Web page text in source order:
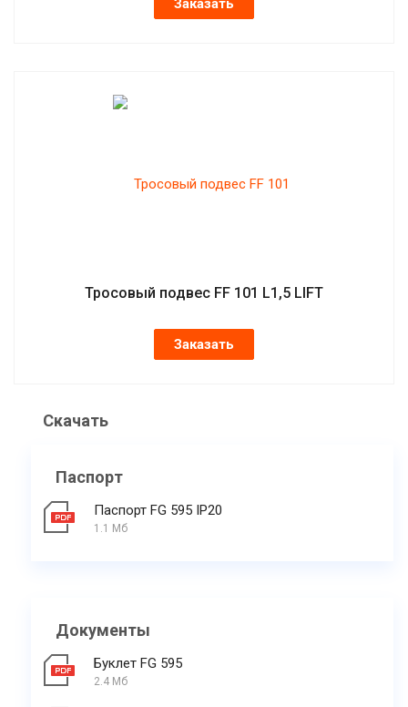
Заказать
Тросовый подвес FF 101 L1,5 LIFT
Заказать
Скачать
Паспорт
Паспорт FG 595 IP20
1.1 Мб
Документы
Буклет FG 595
2.4 Мб